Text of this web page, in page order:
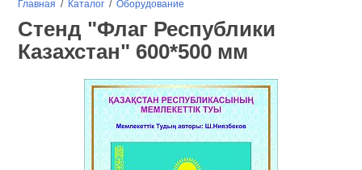
Главная / Каталог /Оборудование
Стенд "Флаг Республики
Казахстан" 600*500 мм